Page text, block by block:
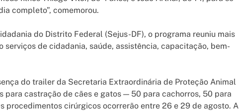
completo”, comemorou.
do Distrito Federal (Sejus-DF), o programa reuniu mais
serviços de cidadania, saúde, assistência, capacitação, bem-
do trailer da Secretaria Extraordinária de Proteção Animal
para castração de cães e gatos — 50 para cachorros, 50 para
procedimentos cirúrgicos ocorrerão entre 26 e 29 de agosto. A